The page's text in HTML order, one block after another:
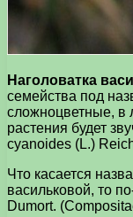
Наголоватка
семейства под
сложноцветные, в
растения будет
cyanoides (L.)
Что касается
васильковой, то
Dumort.